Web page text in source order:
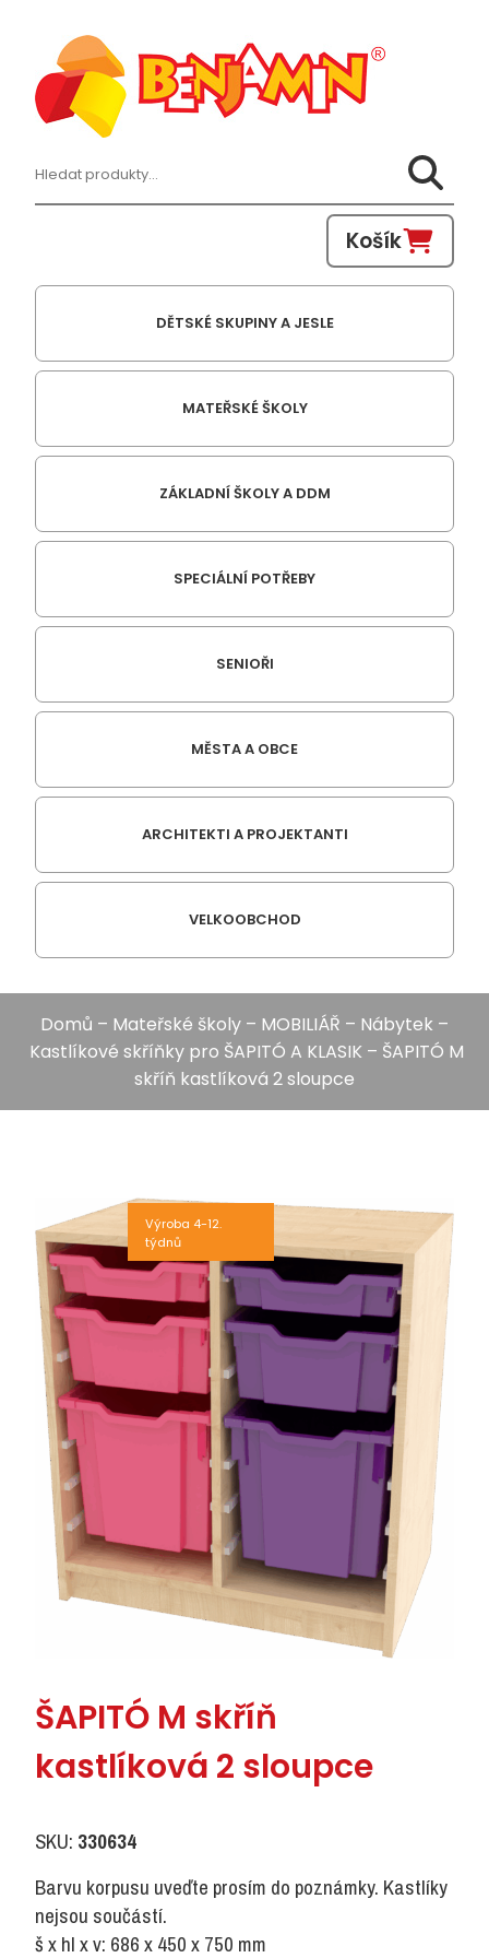
Hledat:
Košík
DĚTSKÉ SKUPINY A JESLE
MATEŘSKÉ ŠKOLY
ZÁKLADNÍ ŠKOLY A DDM
SPECIÁLNÍ POTŘEBY
SENIOŘI
MĚSTA A OBCE
ARCHITEKTI A PROJEKTANTI
VELKOOBCHOD
Domů – Mateřské školy – MOBILIÁŘ – Nábytek –
Kastlíkové skříňky pro ŠAPITÓ A KLASIK – ŠAPITÓ M
skříň kastlíková 2 sloupce
Výroba 4-12.
týdnů
ŠAPITÓ M skříň
kastlíková 2 sloupce
SKU: 330634
Barvu korpusu uveďte prosím do poznámky. Kastlíky
nejsou součástí.
š x hl x v: 686 x 450 x 750 mm